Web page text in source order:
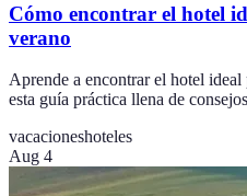
Cómo encontrar el hotel
verano
Aprende a encontrar el hotel
esta guía práctica llena de
vacacioneshoteles
Aug 4